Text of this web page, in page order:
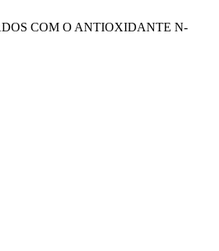
COM O ANTIOXIDANTE N-